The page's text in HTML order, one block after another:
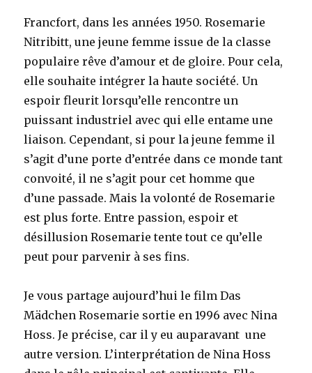
Francfort, dans les années 1950. Rosemarie
Nitribitt, une jeune femme issue de la classe
populaire rêve d’amour et de gloire. Pour cela,
elle souhaite intégrer la haute société. Un
espoir fleurit lorsqu’elle rencontre un
puissant industriel avec qui elle entame une
liaison. Cependant, si pour la jeune femme il
s’agit d’une porte d’entrée dans ce monde tant
convoité, il ne s’agit pour cet homme que
d’une passade. Mais la volonté de Rosemarie
est plus forte. Entre passion, espoir et
désillusion Rosemarie tente tout ce qu’elle
peut pour parvenir à ses fins.
Je vous partage aujourd’hui le film Das
Mädchen Rosemarie sortie en 1996 avec Nina
Hoss. Je précise, car il y eu auparavant une
autre version. L’interprétation de Nina Hoss